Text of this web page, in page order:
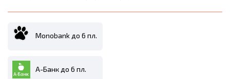
Monobank до 6 пл.
А-Банк до 6 пл.